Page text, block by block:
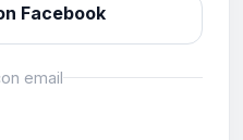
Facebook
email